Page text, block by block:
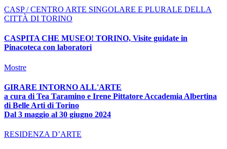
CASP / CENTRO ARTE SINGOLARE E PLURALE DELLA
CITTÀ DI TORINO
CASPITA CHE MUSEO! TORINO, Visite guidate in
Pinacoteca con laboratori
Mostre
GIRARE INTORNO ALL'ARTE
a cura di Tea Taramino e Irene Pittatore Accademia Albertina
di Belle Arti di Torino
Dal 3 maggio al 30 giugno 2024
RESIDENZA D’ARTE